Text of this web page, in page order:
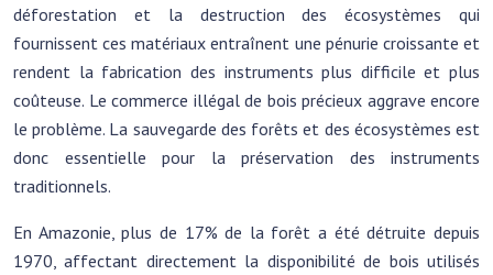
déforestation et la destruction des écosystèmes qui
fournissent ces matériaux entraînent une pénurie croissante et
rendent la fabrication des instruments plus difficile et plus
coûteuse. Le commerce illégal de bois précieux aggrave encore
le problème. La sauvegarde des forêts et des écosystèmes est
donc essentielle pour la préservation des instruments
traditionnels.
En Amazonie, plus de 17% de la forêt a été détruite depuis
1970, affectant directement la disponibilité de bois utilisés